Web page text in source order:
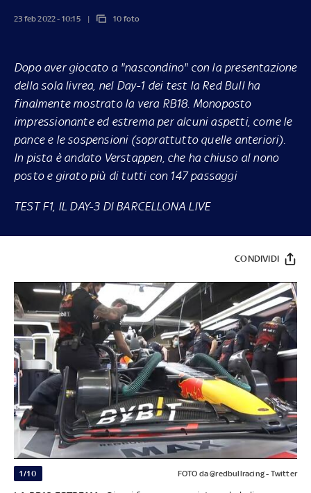
23 feb 2022 - 10:15 10 foto
Dopo aver giocato a "nascondino" con la presentazione
della sola livrea, nel Day-1 dei test la Red Bull ha
finalmente mostrato la vera RB18. Monoposto
impressionante ed estrema per alcuni aspetti, come le
pance e le sospensioni (soprattutto quelle anteriori).
In pista è andato Verstappen, che ha chiuso al nono
posto e girato più di tutti con 147 passaggi
TEST F1, IL DAY-3 DI BARCELLONA LIVE
CONDIVIDI
1/10 FOTO da @redbullracing - Twitter